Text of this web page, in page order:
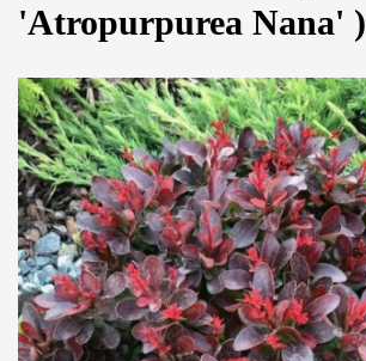
'Atropurpurea Nana' )